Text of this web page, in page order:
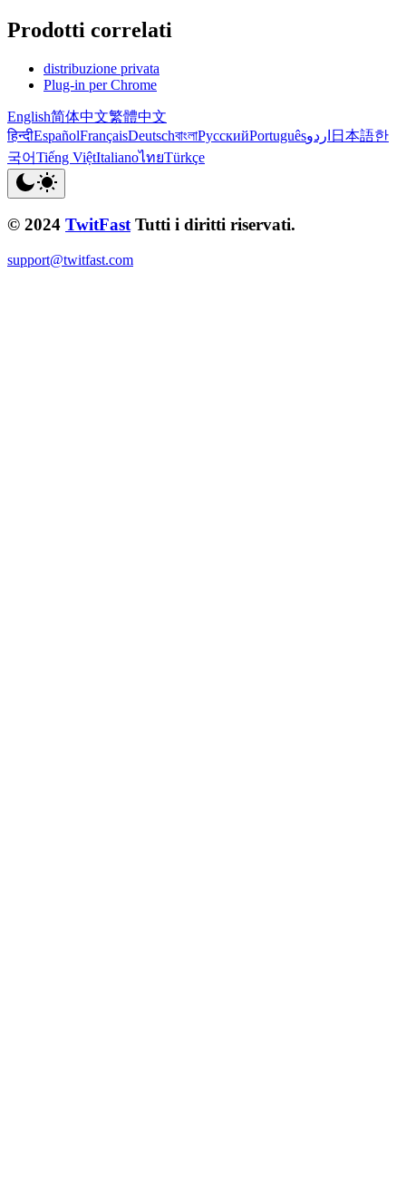
Prodotti correlati
distribuzione privata
Plug-in per Chrome
English简体中文繁體中文
हिन्दीEspañolFrançaisDeutschবাংলাРусскийPortuguêsاردو 日本語한
국어Tiếng ViệtItalianoไทยTürkçe
© 2024 TwitFast Tutti i diritti riservati.
support@twitfast.com